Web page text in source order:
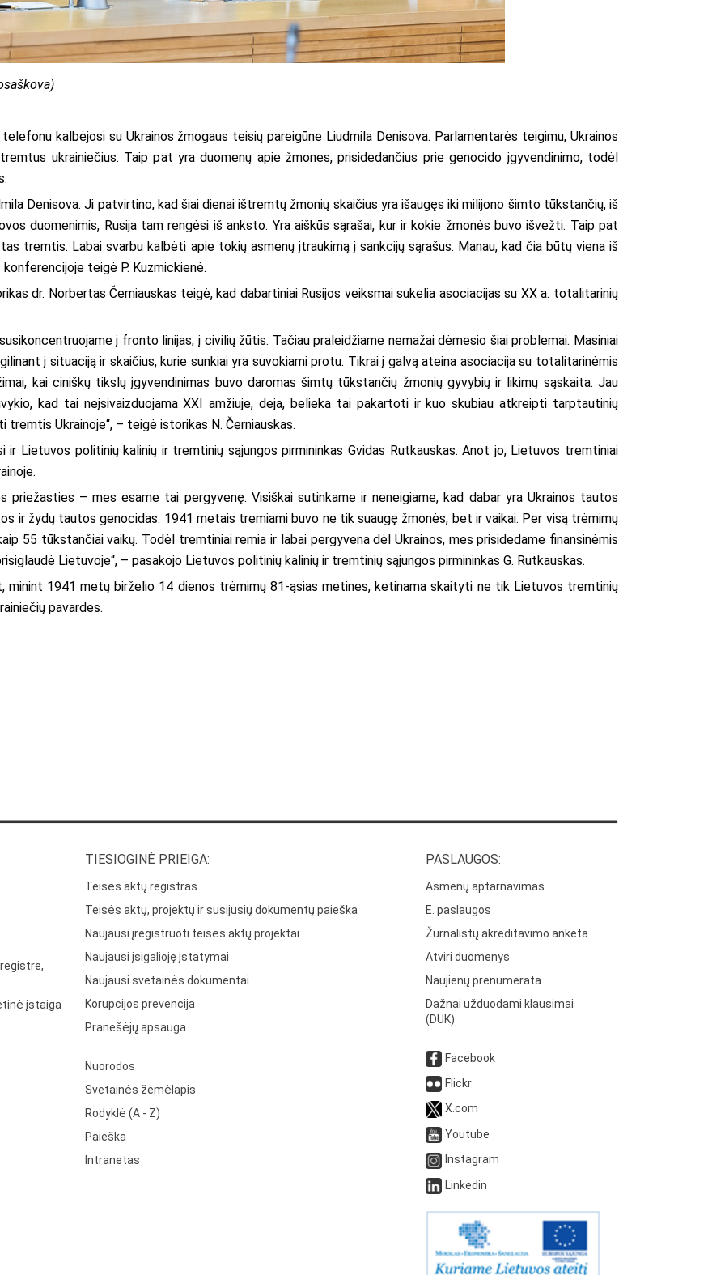
telefonu kalbėjosi su Ukrainos žmogaus teisių pareigūne Liudmila Denisova. Parlamentarės teigimu, Ukrainos
ukrainiečius. Taip pat yra duomenų apie žmones, prisidedančius prie genocido įgyvendinimo, todėl
Denisova. Ji patvirtino, kad šiai dienai ištremtų žmonių skaičius yra išaugęs iki milijono šimto tūkstančių, iš
duomenimis, Rusija tam rengėsi iš anksto. Yra aiškūs sąrašai, kur ir kokie žmonės buvo išvežti. Taip pat
tremtis. Labai svarbu kalbėti apie tokių asmenų įtraukimą į sankcijų sąrašus. Manau, kad čia būtų viena iš
konferencijoje teigė P. Kuzmickienė.
dr. Norbertas Černiauskas teigė, kad dabartiniai Rusijos veiksmai sukelia asociacijas su XX a. totalitarinių
į fronto linijas, į civilių žūtis. Tačiau praleidžiame nemažai dėmesio šiai problemai. Masiniai
į situaciją ir skaičius, kurie sunkiai yra suvokiami protu. Tikrai į galvą ateina asociacija su totalitarinėmis
kai ciniškų tikslų įgyvendinimas buvo daromas šimtų tūkstančių žmonių gyvybių ir likimų sąskaita. Jau
kad tai neįsivaizduojama XXI amžiuje, deja, belieka tai pakartoti ir kuo skubiau atkreipti tarptautinių
tremtis Ukrainoje“, – teigė istorikas N. Černiauskas.
ir Lietuvos politinių kalinių ir tremtinių sąjungos pirmininkas Gvidas Rutkauskas. Anot jo, Lietuvos tremtiniai
priežasties – mes esame tai pergyvenę. Visiškai sutinkame ir neneigiame, kad dabar yra Ukrainos tautos
ir žydų tautos genocidas. 1941 metais tremiami buvo ne tik suaugę žmonės, bet ir vaikai. Per visą trėmimų
55 tūkstančiai vaikų. Todėl tremtiniai remia ir labai pergyvena dėl Ukrainos, mes prisidedame finansinėmis
Lietuvoje“, – pasakojo Lietuvos politinių kalinių ir tremtinių sąjungos pirmininkas G. Rutkauskas.
minint 1941 metų birželio 14 dienos trėmimų 81-ąsias metines, ketinama skaityti ne tik Lietuvos tremtinių
pavardes.
įstaiga
TIESIOGINĖ PRIEIGA:
Teisės aktų registras
Teisės aktų, projektų ir susijusių dokumentų paieška
Naujausi įregistruoti teisės aktų projektai
Naujausi įsigalioję įstatymai
Naujausi svetainės dokumentai
Korupcijos prevencija
Pranešėjų apsauga
Nuorodos
Svetainės žemėlapis
Rodyklė (A - Z)
Paieška
Intranetas
PASLAUGOS:
Asmenų aptarnavimas
E. paslaugos
Žurnalistų akreditavimo anketa
Atviri duomenys
Naujienų prenumerata
Dažnai užduodami klausimai
(DUK)
Facebook
Flickr
X.com
Youtube
Instagram
Linkedin